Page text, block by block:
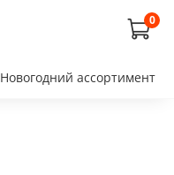
0
Новогодний ассортимент